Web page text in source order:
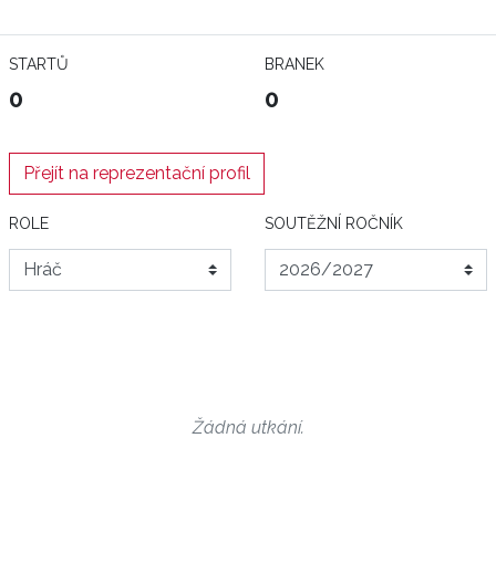
STARTŮ
0
BRANEK
0
Přejít na reprezentační profil
ROLE SOUTĚŽNÍ ROČNÍK
Žádná utkání.